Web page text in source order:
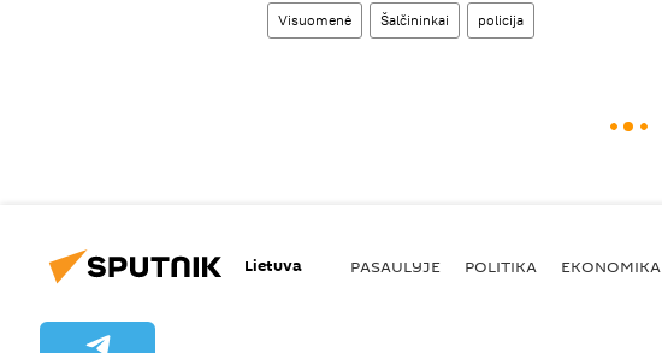
Visuomenė Šalčininkai policija
Lietuva PASAULYJE POLITIKA EKONOMIKA